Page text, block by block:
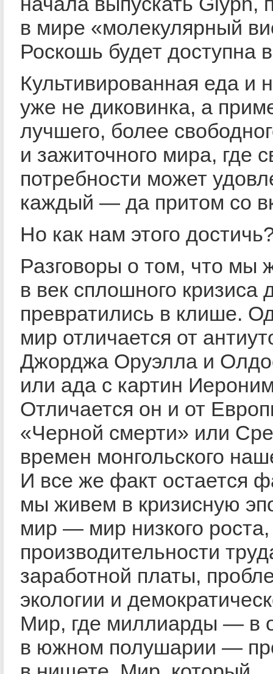
в мире «молекулярный
Роскошь будет доступна
Культивированная еда и
уже не диковинка, а
лучшего, более
и зажиточного мира, где
потребности может
каждый — да притом со
Но как нам этого
Разговоры о том, что мы
в век сплошного кризиса
превратились в клише.
мир отличается от
Джорджа Оруэлла и
или ада с картин
Отличается он и от
«Черной смерти» или
времен монгольского
И все же факт остается
мы живем в кризисную
мир — мир низкого роста,
производительности
заработной платы,
экологии и
Мир, где миллиарды — в
в южном полушарии —